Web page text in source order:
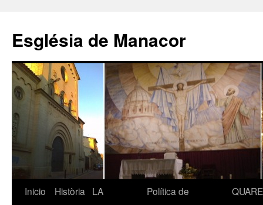
contenido
Església de Manacor
Inicio Història
LA
Política de